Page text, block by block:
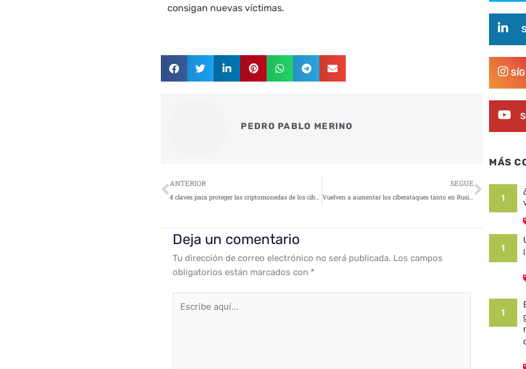
consigan nuevas víctimas.
PEDRO PABLO MERINO
Ant
ANTERIOR
4 claves para proteger las criptomonedas de los ciberdelincuentes
SEGUE
Vuelven a aumentar los ciberataques tanto en Rusia como en Ucrania
Deja un comentario
Tu dirección de correo electrónico no será publicada. Los campos
obligatorios están marcados con *
aquí...
MÁS
1
1
1